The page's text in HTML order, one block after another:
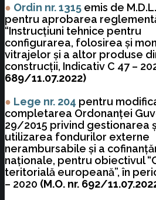
● Ordin nr. 1315 emis de
pentru aprobarea
“Instrucţiuni tehnice pentru
configurarea, folosirea şi
vitrajelor şi a altor produse
construcţii, Indicativ C 47 –
689/11.07.2022)
● Lege nr. 204 pentru
completarea Ordonanţei
29/2015 privind gestionarea
utilizarea fondurilor externe
nerambursabile şi a
naţionale, pentru obiectivul
teritorială europeană”, în
– 2020 (M.O. nr. 692/